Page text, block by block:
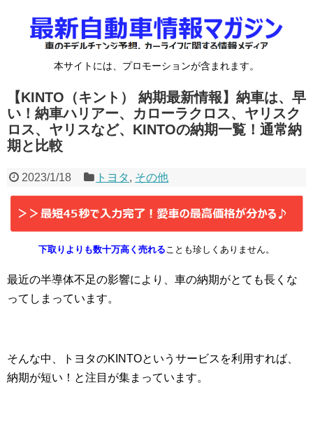
本サイトには、プロモーションが含まれます。
【KINTO（キント） 納期最新情報】納車は、早
い！納車ハリアー、カローラクロス、ヤリスク
ロス、ヤリスなど、KINTOの納期一覧！通常納
期と比較
2023/1/18 トヨタ, その他
下取りよりも数十万高く売れることも珍しくありません。
最近の半導体不足の影響により、車の納期がとても長くな
ってしまっています。
そんな中、トヨタのKINTOというサービスを利用すれば、
納期が短い！と注目が集まっています。